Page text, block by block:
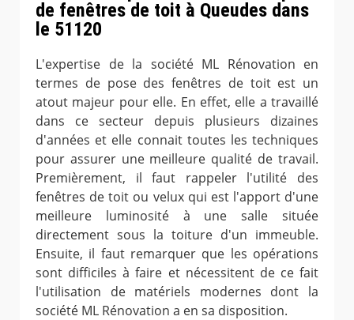
de fenêtres de toit à Queudes dans
le 51120
L'expertise de la société ML Rénovation en
termes de pose des fenêtres de toit est un
atout majeur pour elle. En effet, elle a travaillé
dans ce secteur depuis plusieurs dizaines
d'années et elle connait toutes les techniques
pour assurer une meilleure qualité de travail.
Premièrement, il faut rappeler l'utilité des
fenêtres de toit ou velux qui est l'apport d'une
meilleure luminosité à une salle située
directement sous la toiture d'un immeuble.
Ensuite, il faut remarquer que les opérations
sont difficiles à faire et nécessitent de ce fait
l'utilisation de matériels modernes dont la
société ML Rénovation a en sa disposition.